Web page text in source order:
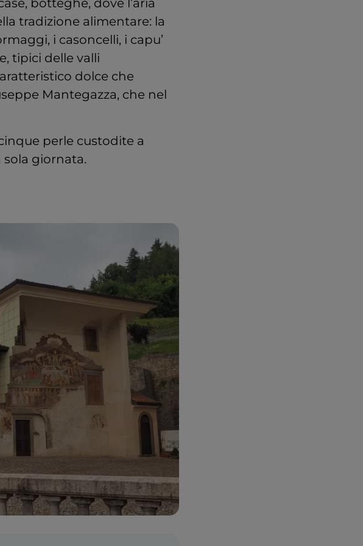
botteghe, dove l’aria
tradizione alimentare: la
i casoncelli, i capu’
tipici delle valli
dolce che
Mantegazza, che nel
perle custodite a
sola giornata.